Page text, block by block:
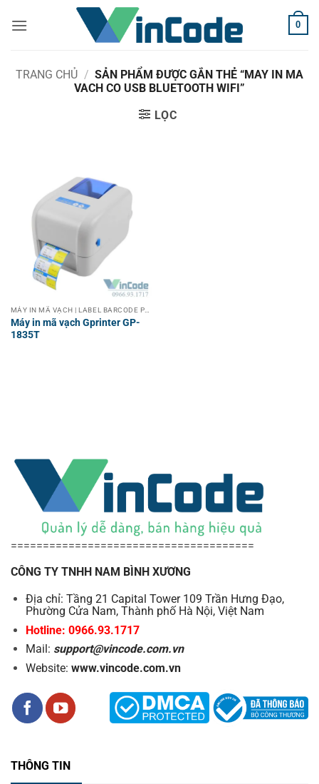
qua
0
TRANG CHỦ / SẢN PHẨM ĐƯỢC GẮN THẺ “MAY IN MA
VACH CO USB BLUETOOTH WIFI”
LỌC
Máy in mã vạch Gprinter GP-
1835T
======================================
CÔNG TY TNHH NAM BÌNH XƯƠNG
Địa chỉ: Tầng 21 Capital Tower 109 Trần Hưng Đạo,
Phường Cửa Nam, Thành phố Hà Nội, Việt Nam
Hotline: 0966.93.1717
Mail: support@vincode.com.vn
Website: www.vincode.com.vn
THÔNG TIN